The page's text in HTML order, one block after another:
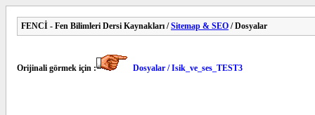
FENCİ - Fen Bilimleri Dersi Kaynakları /Sitemap & SEO / Dosyalar
Orijinali görmek için : Dosyalar / Isik_ve_ses_TEST3